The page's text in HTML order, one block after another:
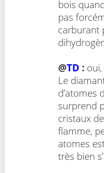
bois
pas
carburant
@TD :
Le
d’atomes
surprend
cristaux
flamme,
atomes
très bien